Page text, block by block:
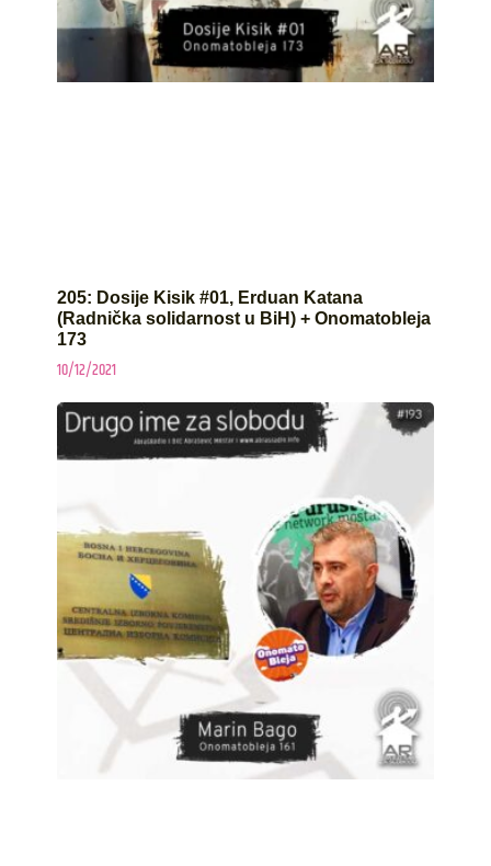
205: Dosije Kisik #01, Erduan Katana
(Radnička solidarnost u BiH) + Onomatobleja
173
10/12/2021